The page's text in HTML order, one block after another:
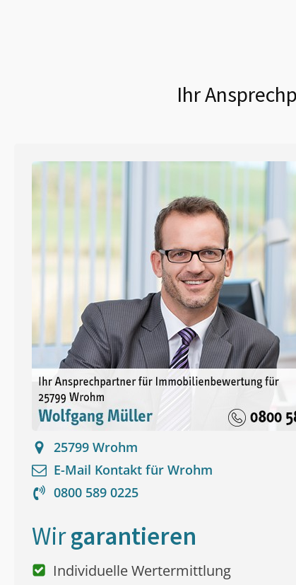
Ihr
25799 Wrohm
E-Mail Kontakt für Wrohm
0800 589 0225
Wirgarantieren
Individuelle Wertermittlung